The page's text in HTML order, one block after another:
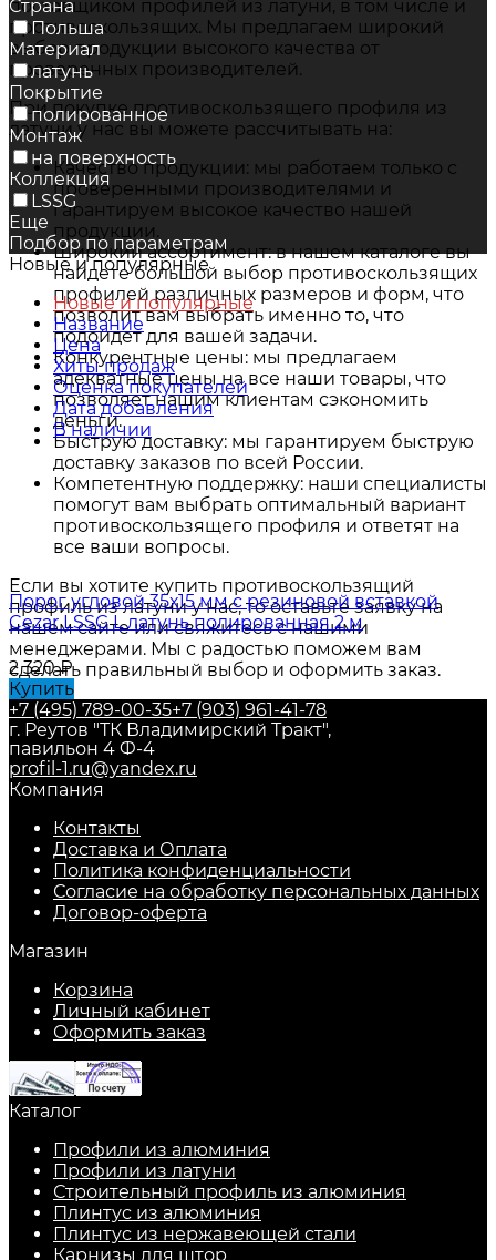
поставщиком профилей из латуни, в том числе и
противоскользящих. Мы предлагаем широкий
выбор продукции высокого качества от
проверенных производителей.
При покупке противоскользящего профиля из
латуни у нас вы можете рассчитывать на:
Качество продукции: мы работаем только с
проверенными производителями и
гарантируем высокое качество нашей
продукции.
Широкий ассортимент: в нашем каталоге вы
найдете большой выбор противоскользящих
профилей различных размеров и форм, что
позволит вам выбрать именно то, что
подойдет для вашей задачи.
Конкурентные цены: мы предлагаем
адекватные цены на все наши товары, что
позволяет нашим клиентам сэкономить
деньги.
Быструю доставку: мы гарантируем быструю
доставку заказов по всей России.
Компетентную поддержку: наши специалисты
помогут вам выбрать оптимальный вариант
противоскользящего профиля и ответят на
все ваши вопросы.
Если вы хотите купить противоскользящий
профиль из латуни у нас, то оставьте заявку на
нашем сайте или свяжитесь с нашими
менеджерами. Мы с радостью поможем вам
сделать правильный выбор и оформить заказ.
Страна
Польша
Материал
латунь
Покрытие
полированное
Монтаж
на поверхность
Коллекция
LSSG
Еще
Подбор по параметрам
Новые и популярные
Новые и популярные
Название
Цена
Хиты продаж
Оценка покупателей
Дата добавления
В наличии
Порог угловой 35х15 мм c резиновой вставкой
Cezar LSSG L латунь полированная 2 м
2 320₽
Купить
+7 (495) 789-00-35+7 (903) 961-41-78
г. Реутов "ТК Владимирский Тракт",
павильон 4 Ф-4
profil-1.ru@yandex.ru
Компания
Контакты
Доставка и Оплата
Политика конфиденциальности
Согласие на обработку персональных данных
Договор-оферта
Магазин
Корзина
Личный кабинет
Оформить заказ
Каталог
Профили из алюминия
Профили из латуни
Строительный профиль из алюминия
Плинтус из алюминия
Плинтус из нержавеющей стали
Карнизы для штор